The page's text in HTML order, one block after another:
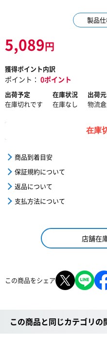
製品
5,089円
獲得ポイント内訳
ポイント： 0ポイント
出荷予定
在庫切れです
在庫状況
在庫なし
出荷元
物流
在庫
商品到着目安
保証規約について
返品について
支払方法について
店舗在
この商品をシェア
この商品と同じカテゴリの